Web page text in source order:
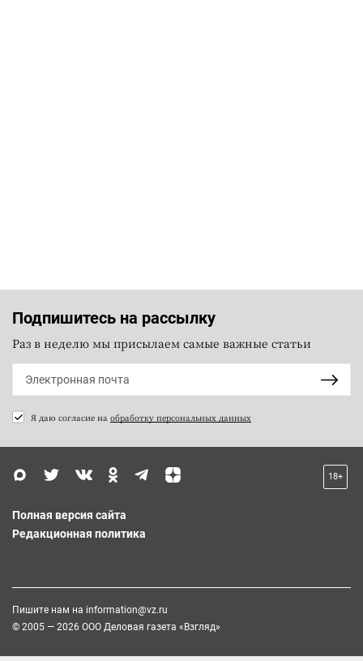
Подпишитесь на рассылку
Раз в неделю мы присылаем самые важные статьи
Я даю согласие на обработку персональных данных
18+
Полная версия сайта
Редакционная политика
Пишите нам на information@vz.ru
© 2005 — 2026 ООО Деловая газета «Взгляд»